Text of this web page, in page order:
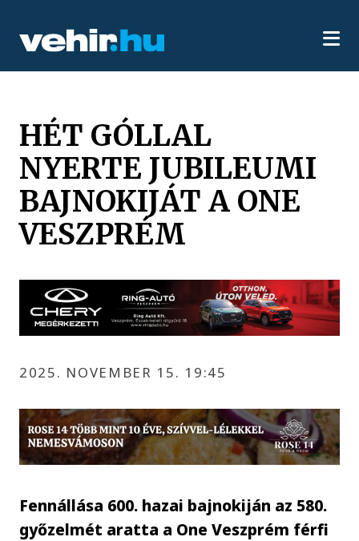
HÉT GÓLLAL
NYERTE JUBILEUMI
BAJNOKIJÁT A ONE
VESZPRÉM
2025. NOVEMBER 15. 19:45
Fennállása 600. hazai bajnokiján az 580.
győzelmét aratta a One Veszprém férfi